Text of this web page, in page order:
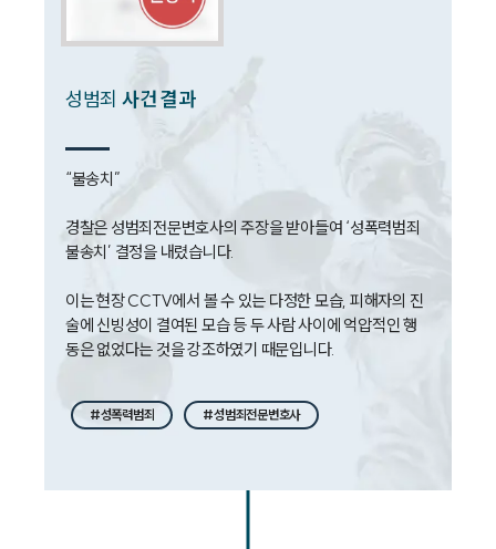
소식/자료
언론보도
세미나
대륜법률상담예약
성범죄 사건 결과
“불송치”
경찰은 성범죄전문변호사의 주장을 받아들여 ‘성폭력범죄
불송치’ 결정을 내렸습니다.
이는 현장 CCTV에서 볼 수 있는 다정한 모습, 피해자의 진
술에 신빙성이 결여된 모습 등 두 사람 사이에 억압적인 행
동은 없었다는 것을 강조하였기 때문입니다.
#성폭력범죄 #성범죄전문변호사